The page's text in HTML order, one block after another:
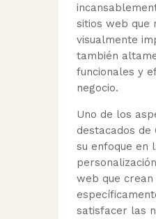
sitios web que
visualmente
también
funcionales y
negocio.
Uno de los
destacados de
su enfoque en
web que crean
satisfacer las